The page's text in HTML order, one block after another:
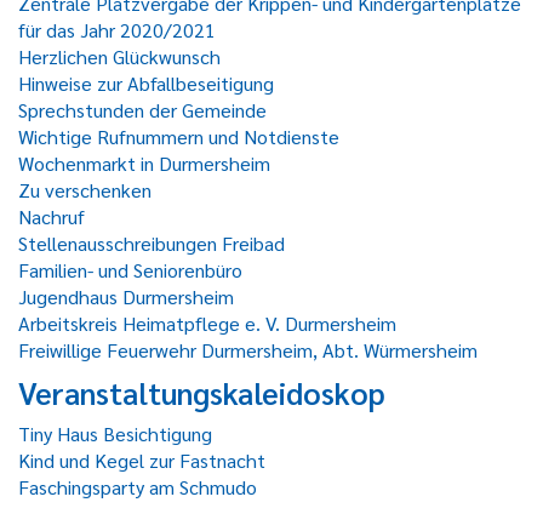
für das Jahr 2020/2021
Herzlichen Glückwunsch
Hinweise zur Abfallbeseitigung
Sprechstunden der Gemeinde
Wichtige Rufnummern und Notdienste
Wochenmarkt in Durmersheim
Zu verschenken
Nachruf
Stellenausschreibungen Freibad
Familien- und Seniorenbüro
Jugendhaus Durmersheim
Arbeitskreis Heimatpflege e. V. Durmersheim
Freiwillige Feuerwehr Durmersheim, Abt. Würmersheim
Veranstaltungskaleidoskop
Tiny Haus Besichtigung
Kind und Kegel zur Fastnacht
Faschingsparty am Schmudo